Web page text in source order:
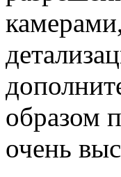
камерами,
образом
очень